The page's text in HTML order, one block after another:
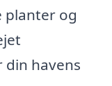
planter og
havens